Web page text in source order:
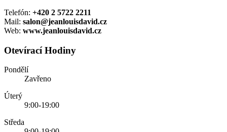
Telefón: +420 2 5722 2211
Mail: salon@jeanlouisdavid.cz
Web: www.jeanlouisdavid.cz
OtevíracíHodiny
Pondělí
Zavřeno
Úterý
9:00-19:00
Středa